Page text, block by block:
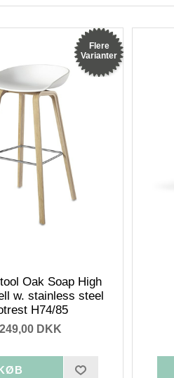
Flere
Varianter
Oak Soap High
w. stainless steel
H74/85
DKK